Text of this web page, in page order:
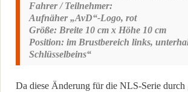
Fahrer / Teilnehmer:
Aufnäher „AvD“-Logo, rot
Größe: Breite 10 cm x Höhe 10 cm
Position: im Brustbereich links,
Schlüsselbeins“
Da diese Änderung für die NLS-Serie durch